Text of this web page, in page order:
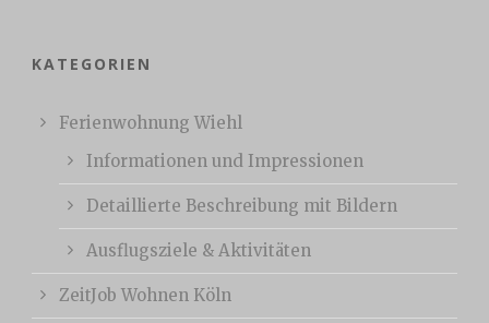
KATEGORIEN
Ferienwohnung Wiehl
Informationen und Impressionen
Detaillierte Beschreibung mit Bildern
Ausflugsziele & Aktivitäten
ZeitJob Wohnen Köln